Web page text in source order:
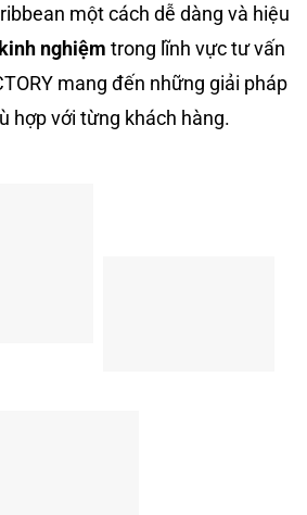
một cách dễ dàng và hiệu
nghiệm trong lĩnh vực tư vấn
mang đến những giải pháp
hợp với từng khách hàng.